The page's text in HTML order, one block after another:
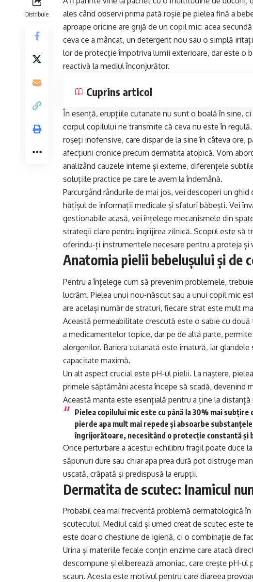
Distribuie
ales când observi prima pată roșie pe pielea fină a
aproape oricine are grijă de un copil mic: acea
ceva ce a mâncat, un detergent nou sau o simplă
lor de protecție împotriva lumii exterioare, dar este o
reactivă la mediul înconjurător.
Cuprins articol
În esență, erupțiile cutanate nu sunt o boală în sine,
corpul copilului ne transmite că ceva nu este în
roșeți inofensive, care dispar de la sine în câteva ore,
afecțiuni cronice precum dermatita atopică. Vom
analizând cauzele interne și externe, diferențele
soluțiile practice pe care le avem la îndemână.
Parcurgând rândurile de mai jos, vei descoperi un
hățișul de informații medicale și sfaturi băbești. Vei
gestionabile acasă, vei înțelege mecanismele din
strategii clare pentru îngrijirea zilnică. Scopul este să
oferindu-ți instrumentele necesare pentru a proteja și
Anatomia pielii bebelușului și de
Pentru a înțelege cum să prevenim problemele,
lucrăm. Pielea unui nou-născut sau a unui copil mic
are același număr de straturi, fiecare strat este mult
Această permeabilitate crescută este o sabie cu
a medicamentelor topice, dar pe de altă parte,
alergenilor. Bariera cutanată este imatură, iar
capacitate maximă.
Un alt aspect crucial este pH-ul pielii. La naștere,
primele săptămâni acesta începe să scadă, devenind
Această manta este esențială pentru a ține la
Pielea copilului mic este cu până la 30% mai subțire
pierde apa mult mai repede și absoarbe
îngrijorătoare, necesitând o protecție constantă și
Orice perturbare a acestui echilibru fragil poate duce
săpunuri dure sau chiar apa prea dură pot distruge
uscată, crăpată și predispusă la erupții.
Dermatita de scutec: Inamicul
Probabil cea mai frecventă problemă dermatologică
scutecului. Mediul cald și umed creat de scutec este
este doar o chestiune de igienă, ci o combinație de
Urina și materiile fecale conțin enzime care atacă
descompune și eliberează amoniac, care crește pH-
scaun. Acesta este motivul pentru care diareea